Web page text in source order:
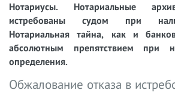
Нотариусы. Нотариальные
истребованы судом при
Нотариальная тайна, как и
абсолютным препятствием при
определения.
Обжалование отказа в